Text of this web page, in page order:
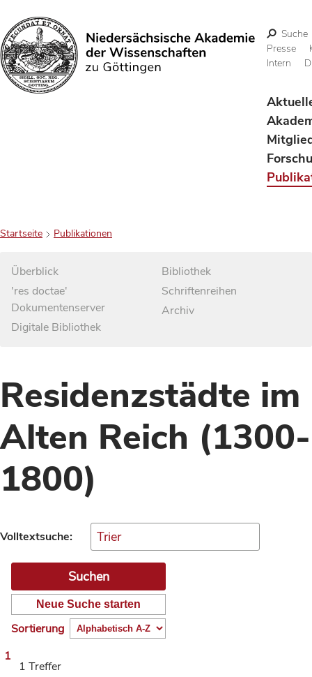
Suchen
Suche
Presse
Intern
Startseite Publikationen
Überblick
'res doctae'
Dokumentenserver
Digitale Bibliothek
Bibliothek
Schriftenreihen
Archiv
Residenzstädte im
Alten Reich (1300-
1800)
Volltextsuche:
Neue Suche starten
Sortierung
1
1 Treffer